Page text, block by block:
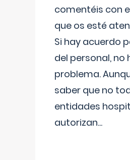
comentéis con
que os esté
Si hay acuerdo
del personal, no
problema.
saber que no
entidades
autorizan...